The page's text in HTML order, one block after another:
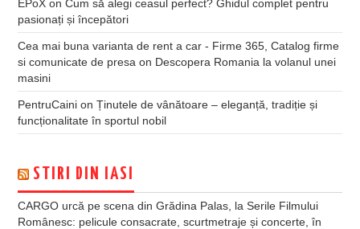
EPoX onCum să alegi ceasul perfect? Ghidul complet pentru
pasionați și începători
Cea mai buna varianta de rent a car - Firme 365, Catalog firme
si comunicate de presa on Descopera Romania la volanul unei
masini
PentruCaini onȚinutele de vânătoare – eleganță, tradiție și
funcționalitate în sportul nobil
STIRI DIN IASI
CARGO urcă pe scena din Grădina Palas, la Serile Filmului
Românesc: pelicule consacrate, scurtmetraje și concerte, în